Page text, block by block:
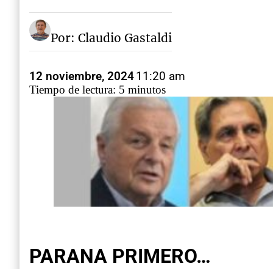
Por: Claudio Gastaldi
12 noviembre, 202411:20 am
Tiempo de lectura: 5 minutos
PARANA PRIMERO…